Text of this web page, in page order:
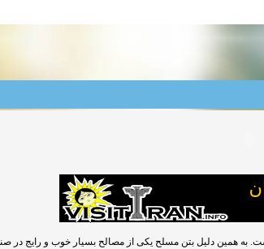
به همین دلیل بتن مسلح یکی از مصالح بسیار خوب و رایج